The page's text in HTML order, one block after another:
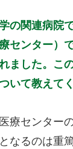
の関連病院
センター）
ました。こ
いて教えて
療センター
なるのは重